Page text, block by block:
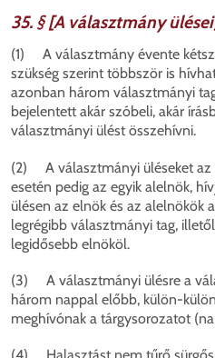
35. § [A választmány
(1) A választmány évente
szükség szerint többször is
azonban három választmányi
bejelentett akár szóbeli, akár
választmányi ülést összehívni.
(2) A választmányi üléseket az
esetén pedig az egyik alelnök,
ülésen az elnök és az alelnökök
legrégibb választmányi tag,
legidősebb elnököl.
(3) A választmányi ülésre a
három nappal előbb, külön-
meghívónak a tárgysorozatot